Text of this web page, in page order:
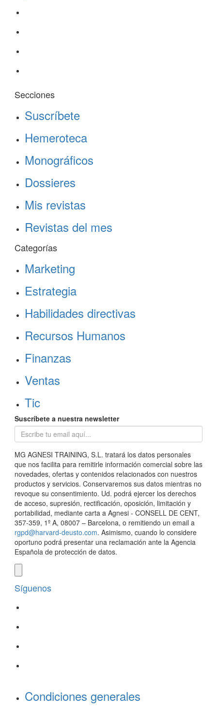
Secciones
Suscríbete
Hemeroteca
Monográficos
Dossieres
Mis revistas
Revistas del mes
Categorías
Marketing
Estrategia
Habilidades directivas
Recursos Humanos
Finanzas
Ventas
Tic
Suscríbete a nuestra newsletter
MG AGNESI TRAINING, S.L. tratará los datos personales
que nos facilita para remitirle información comercial sobre las
novedades, ofertas y contenidos relacionados con nuestros
productos y servicios. Conservaremos sus datos mientras no
revoque su consentimiento. Ud. podrá ejercer los derechos
de acceso, supresión, rectificación, oposición, limitación y
portabilidad, mediante carta a Agnesi - CONSELL DE CENT,
357-359, 1º A, 08007 – Barcelona, o remitiendo un email a
rgpd@harvard-deusto.com. Asimismo, cuando lo considere
oportuno podrá presentar una reclamación ante la Agencia
Española de protección de datos.
Síguenos
Condiciones generales